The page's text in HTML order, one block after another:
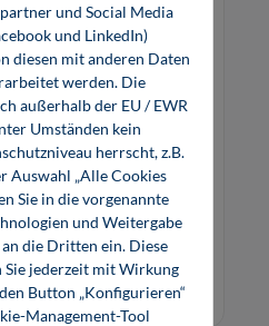
zu: Phasenlage
und Social Media
und LinkedIn)
diesen mit anderen Daten
werden. Die
außerhalb der EU / EWR
Umständen kein
herrscht, z.B.
Auswahl „Alle Cookies
Sie in die vorgenannte
und Weitergabe
die Dritten ein. Diese
jederzeit mit Wirkung
Button „Konfigurieren“
Management-Tool